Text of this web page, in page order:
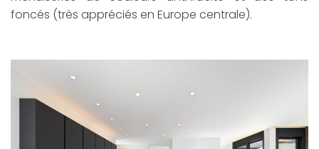
foncés (très appréciés en Europe centrale).